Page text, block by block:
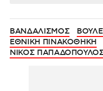
ΒΑΝΔΑΛΙΣΜΟΣ
ΕΘΝΙΚΗ ΠΙΝΑΚΟΘΗΚΗ
ΝΙΚΟΣ